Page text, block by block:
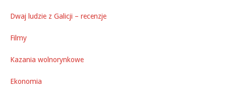
Dwaj ludzie z Galicji – recenzje
Filmy
Kazania wolnorynkowe
Ekonomia